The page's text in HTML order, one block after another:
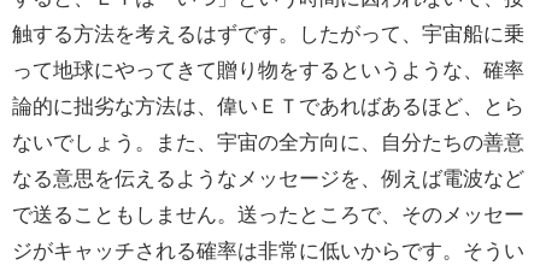
触する方法を考えるはずです。したがって、宇宙船に乗
って地球にやってきて贈り物をするというような、確率
論的に拙劣な方法は、偉いＥＴであればあるほど、とら
ないでしょう。また、宇宙の全方向に、自分たちの善意
なる意思を伝えるようなメッセージを、例えば電波など
で送ることもしません。送ったところで、そのメッセー
ジがキャッチされる確率は非常に低いからです。そうい